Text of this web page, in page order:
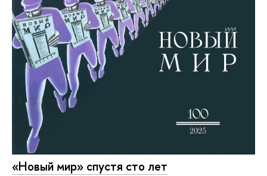
«Новый мир» спустя сто лет